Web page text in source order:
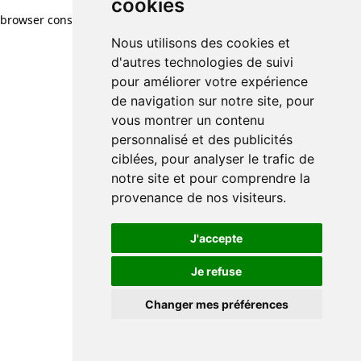
cookies
Nous utilisons des cookies et
d'autres technologies de suivi
pour améliorer votre expérience
de navigation sur notre site, pour
vous montrer un contenu
personnalisé et des publicités
ciblées, pour analyser le trafic de
notre site et pour comprendre la
provenance de nos visiteurs.
J'accepte
Je refuse
Changer mes préférences
browser console for more information)